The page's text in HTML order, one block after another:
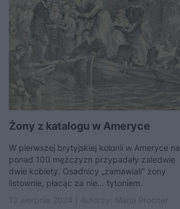
Żony z katalogu w Ameryce
W pierwszej brytyjskiej kolonii w Ameryce na
ponad 100 mężczyzn przypadały zaledwie
dwie kobiety. Osadnicy „zamawiali” żony
listownie, płacąc za nie… tytoniem.